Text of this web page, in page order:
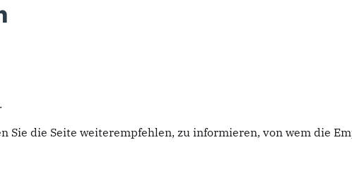
die Seite weiterempfehlen, zu informieren, von wem die